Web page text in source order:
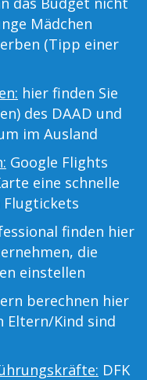
Mädchen
(Tipp einer
hier finden Sie
des DAAD und
im Ausland
Google Flights
eine schnelle
finden hier
die
einstellen
berechnen hier
Eltern/Kind sind
DFK